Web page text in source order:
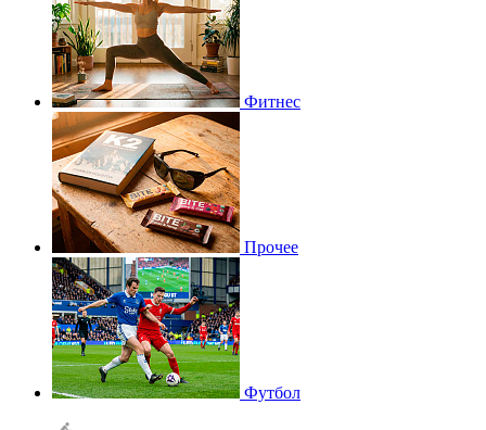
Фитнес
Прочее
Футбол